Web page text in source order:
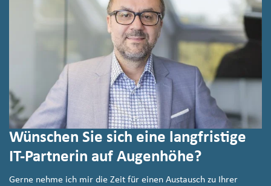
Wünschen Sie sich eine langfristige
IT-Partnerin auf Augenhöhe?
Gerne nehme ich mir die Zeit für einen Austausch zu Ihrer